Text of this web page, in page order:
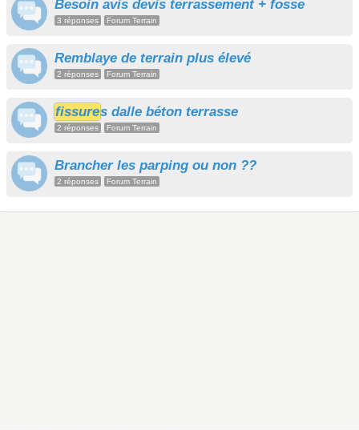
Besoin avis devis terrassement + fosse
3 réponses Forum Terrain
Remblaye de terrain plus élevé
2 réponses Forum Terrain
fissures dalle béton terrasse
2 réponses Forum Terrain
Brancher les parping ou non ??
2 réponses Forum Terrain